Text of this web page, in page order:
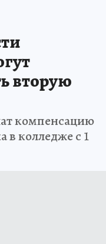
вторую
компенсацию
в колледже с 1